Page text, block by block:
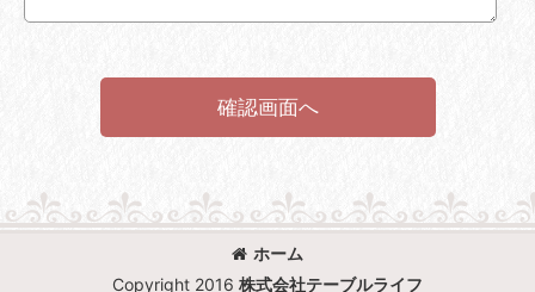
確認画面へ
ホーム
Copyright 2016 株式会社テーブルライフ